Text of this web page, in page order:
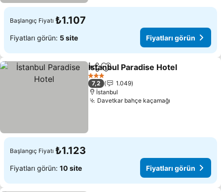
Başlangıç Fiyatı ₺1.107
Fiyatları görün: 5 site Fiyatları görün
PaylaşFavorilerime ekle
İstanbul Paradise Hotel
3 Yıldız
7,2
1.049
İstanbul
Davetkar bahçe kaçamağı
Başlangıç Fiyatı ₺1.123
Fiyatları görün: 10 site Fiyatları görün